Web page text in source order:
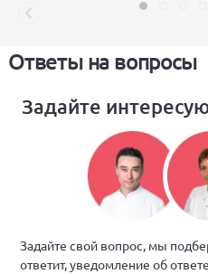
Ответы на вопросы
Задайте
Задайте свой вопрос, мы
ответит, уведомление об